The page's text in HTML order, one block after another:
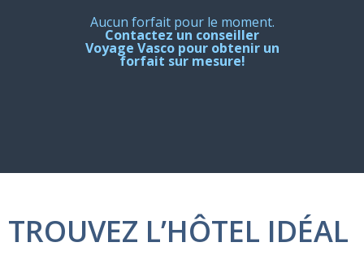
Aucun forfait pour le moment.
Contactez un conseiller
Voyage Vasco pour obtenir un
forfait sur mesure!
TROUVEZ L’HÔTEL IDÉAL